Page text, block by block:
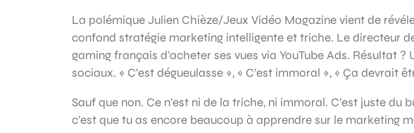
La polémique Julien Chièze/Jeux Vidéo Magazine vient de
confond stratégie marketing intelligente et triche. Le directeur
gaming français d’acheter ses vues via YouTube Ads. Résultat ?
sociaux. « C’est dégueulasse », « C’est immoral », « Ça devrait
Sauf que non. Ce n’est ni de la triche, ni immoral. C’est juste
c’est que tu as encore beaucoup à apprendre sur le marketing